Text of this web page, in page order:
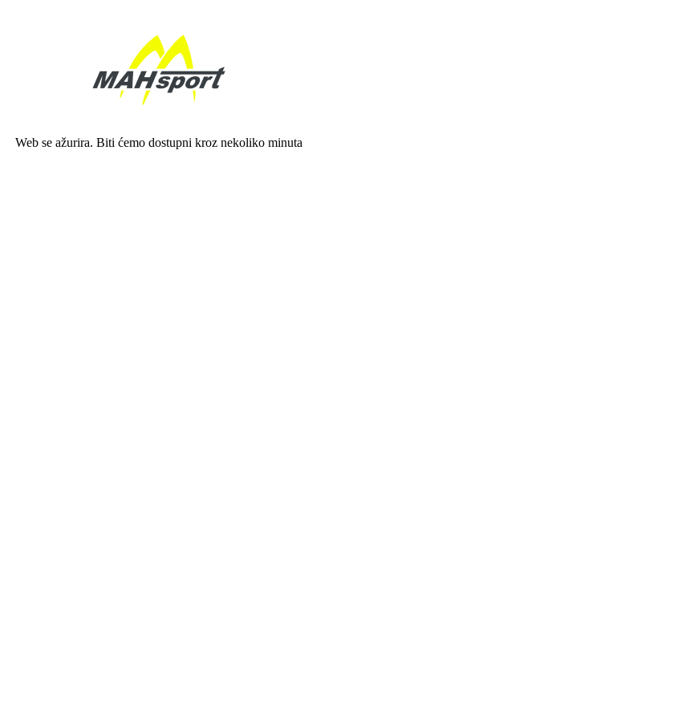
Web se ažurira. Biti ćemo dostupni kroz nekoliko minuta